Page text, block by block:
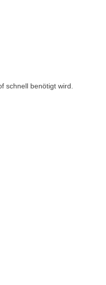
schnell benötigt wird.